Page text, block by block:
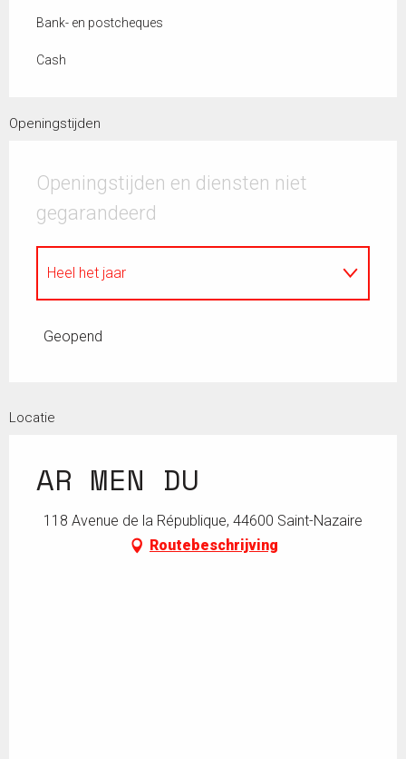
Bank- en postcheques
Cash
Openingstijden
Openingstijden en diensten niet
gegarandeerd
Heel het jaar
Geopend
Locatie
AR MEN DU
118 Avenue de la République, 44600 Saint-Nazaire
Routebeschrijving